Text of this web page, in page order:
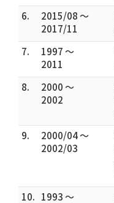
6.
2015/08 ～
2017/11
7.
1997 ～
2011
8.
2000 ～
2002
9.
2000/04 ～
2002/03
10. 1993 ～